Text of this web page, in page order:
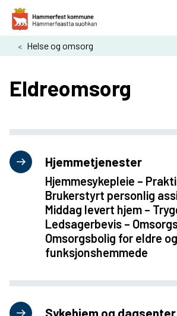
H
a
m
e
f
e
s
u
n
Du
her:
Helse og omsorg
Eldreomsorg
Hjemmetjenester
Hjemmesykepleie –
Brukerstyrt personlig
Middag levert hjem –
Ledsagerbevis –
Omsorgsbolig for eldre og
funksjonshemmede
Sykehjem og dagsenter